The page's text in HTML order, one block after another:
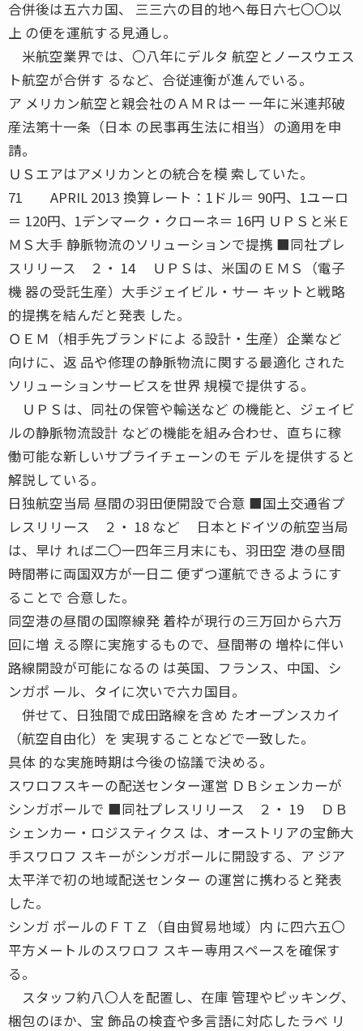
合併後は五六カ国、 三三六の目的地へ毎日六七〇〇以
上 の便を運航する見通し。
米航空業界では、〇八年にデルタ 航空とノースウエス
ト航空が合併す るなど、合従連衡が進んでいる。
ア メリカン航空と親会社のＡＭＲは一 一年に米連邦破
産法第十一条（日本 の民事再生法に相当）の適用を申
請。
ＵＳエアはアメリカンとの統合を模 索していた。
71 APRIL 2013 換算レート：1ドル＝ 90円、1ユーロ
＝ 120円、1デンマーク・クローネ＝ 16円 ＵＰＳと米Ｅ
ＭＳ大手 静脈物流のソリューションで提携 ■同社プレ
スリリース ２・ 14 ＵＰＳは、米国のＥＭＳ（電子
機 器の受託生産）大手ジェイビル・サー キットと戦略
的提携を結んだと発表 した。
ＯＥＭ（相手先ブランドによ る設計・生産）企業など
向けに、返 品や修理の静脈物流に関する最適化 された
ソリューションサービスを世界 規模で提供する。
ＵＰＳは、同社の保管や輸送など の機能と、ジェイビ
ルの静脈物流設計 などの機能を組み合わせ、直ちに稼
働可能な新しいサプライチェーンのモ デルを提供すると
解説している。
日独航空当局 昼間の羽田便開設で合意 ■国土交通省プ
レスリリース ２・ 18 など 日本とドイツの航空当局
は、早け れば二〇一四年三月末にも、羽田空 港の昼間
時間帯に両国双方が一日二 便ずつ運航できるようにす
ることで 合意した。
同空港の昼間の国際線発 着枠が現行の三万回から六万
回に増 える際に実施するもので、昼間帯の 増枠に伴い
路線開設が可能になるの は英国、フランス、中国、シ
ンガポ ール、タイに次いで六カ国目。
併せて、日独間で成田路線を含め たオープンスカイ
（航空自由化）を 実現することなどで一致した。
具体 的な実施時期は今後の協議で決める。
スワロフスキーの配送センター運営 ＤＢシェンカーが
シンガポールで ■同社プレスリリース ２・ 19 ＤＢ
シェンカー・ロジスティクス は、オーストリアの宝飾大
手スワロフ スキーがシンガポールに開設する、ア ジア
太平洋で初の地域配送センター の運営に携わると発表
した。
シンガ ポールのＦＴＺ（自由貿易地域）内 に四六五〇
平方メートルのスワロフ スキー専用スペースを確保す
る。
スタッフ約八〇人を配置し、在庫 管理やピッキング、
梱包のほか、宝 飾品の検査や多言語に対応したラベ リ